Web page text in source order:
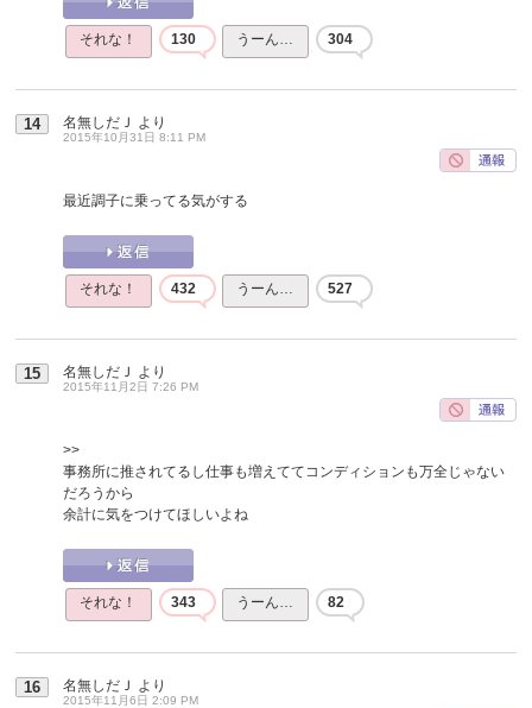
それな！ 130 うーん… 304
14 名無しだＪ より
2015年10月31日 8:11 PM
最近調子に乗ってる気がする
それな！ 432 うーん… 527
15 名無しだＪ より
2015年11月2日 7:26 PM
>>
事務所に推されてるし仕事も増えててコンディションも万全じゃない
だろうから
余計に気をつけてほしいよね
それな！ 343 うーん… 82
16 名無しだＪ より
2015年11月6日 2:09 PM